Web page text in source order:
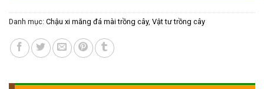
Danh mục: Chậu xi măng đá mài trồng cây, Vật tư trồng cây